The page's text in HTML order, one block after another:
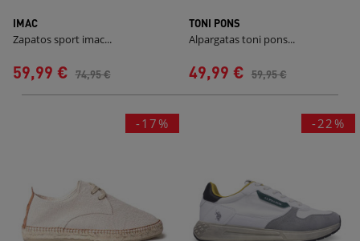
IMAC
Zapatos sport imac...
59,99 € 74,95 €
TONI PONS
Alpargatas toni pons...
49,99 € 59,95 €
-17% -22%